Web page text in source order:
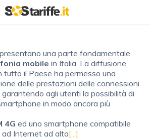
una parte fondamentale
mobile in Italia. La diffusione
tutto il Paese ha permesso una
delle prestazioni delle connessioni
agli utenti la possibilità di
in modo ancora più
4G ed uno smartphone compatibile
Internet ad alta[...]